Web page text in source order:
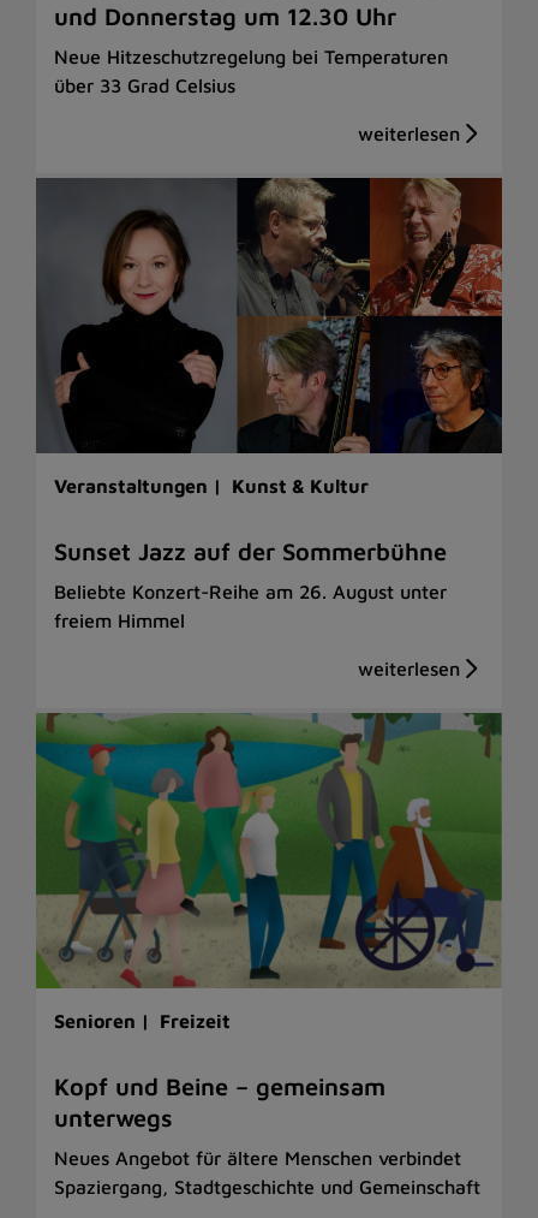
und Donnerstag um 12.30 Uhr
Neue Hitzeschutzregelung bei Temperaturen
über 33 Grad Celsius
Veranstaltungen | Kunst & Kultur
Sunset Jazz auf der Sommerbühne
Beliebte Konzert-Reihe am 26. August unter
freiem Himmel
Senioren | Freizeit
Kopf und Beine – gemeinsam
unterwegs
Neues Angebot für ältere Menschen verbindet
Spaziergang, Stadtgeschichte und Gemeinschaft